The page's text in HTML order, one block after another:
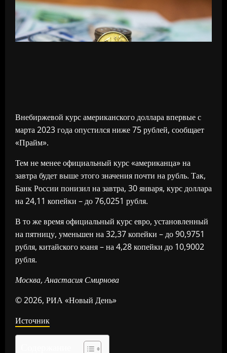
Внебиржевой курс американского доллара впервые с
марта 2023 года опустился ниже 75 рублей, сообщает
«Прайм».
Тем не менее официальный курс «американца» на
завтра будет выше этого значения почти на рубль. Так,
Банк России понизил на завтра, 30 января, курс доллара
на 24,11 копейки – до 76,0251 рубля.
В то же время официальный курс евро, установленный
на пятницу, уменьшен на 32,37 копейки – до 90,9751
рубля, китайского юаня – на 4,28 копейки до 10,9002
рубля.
Москва, Анастасия Смирнова
© 2026, РИА «Новый День»
Источник